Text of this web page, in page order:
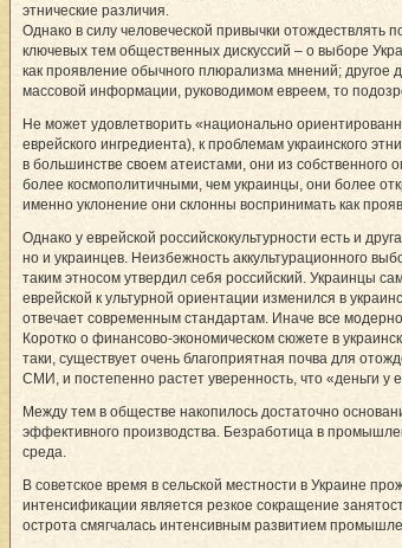
этнические различия.
Однако в силу человеческой привычки
ключевых тем общественных дискуссий – о выборе
как проявление обычного плюрализма мнений; другое
массовой информации, руководимом евреем, то
Не может удовлетворить «национально
еврейского ингредиента), к проблемам украинского
в большинстве своем атеистами, они из собственного
более космополитичными, чем украинцы, они более
именно уклонение они склонны воспринимать как
Однако у еврейской российскокультурности есть и
но и украинцев. Неизбежность аккультурационного
таким этносом утвердил себя рос­сий­ский. Ук­раин­цы
еврей­ской к ультурной ориентации изменился в
отвечает современным стандартам. Иначе все
Коротко о финансово-экономическом сюжете в
таки, существует очень благоприятная почва для
СМИ, и постепенно растет уверенность, что «деньги
Между тем в обществе накопилось достаточно
эффективного производства. Безработица в
среда.
В советское время в сельской местности в Украине
интенсификации является резкое сокращение
острота смягчалась интенсивным развитием